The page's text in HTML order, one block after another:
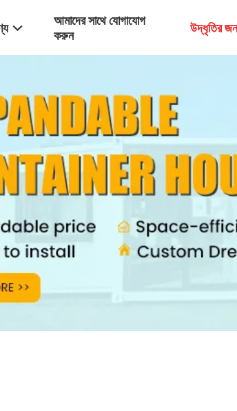
আমাদের সাথে যোগাযোগ
করুন
উদ্ধৃতির